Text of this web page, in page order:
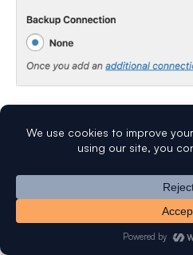
Remarque : Vous
mails en utilisant
fonction d'un ensemble
conditions ? Assurez-
Routage